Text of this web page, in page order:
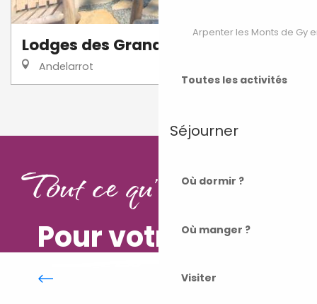
Arpenter les Monts de Gy
Toutes les activités
Séjourner
Où dormir ?
Où manger ?
Visiter
Lodges des Grands Chênes
Andelarrot
Tout ce qu'il vous faut
Pour votre séjour
Chambres d’hôtes